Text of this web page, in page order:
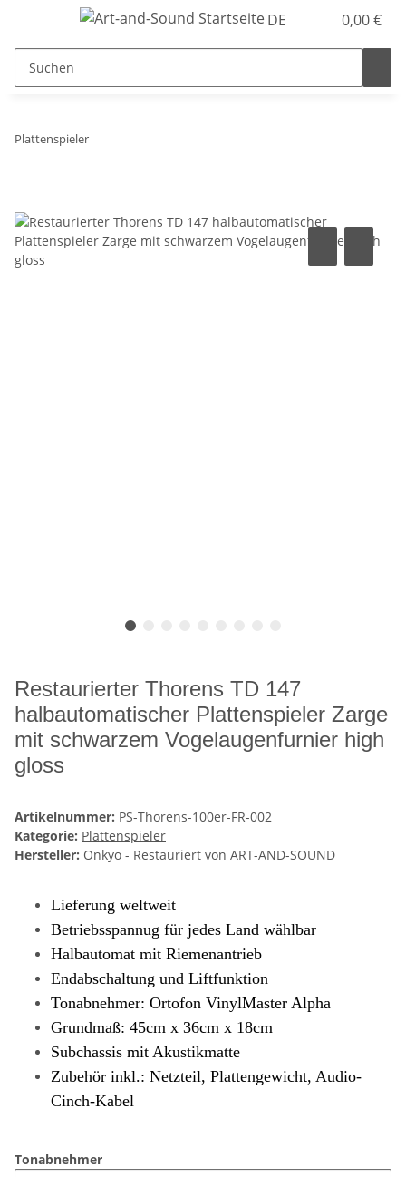
DE 0,00 €
Plattenspieler
Restaurierter Thorens TD 147
halbautomatischer Plattenspieler Zarge
mit schwarzem Vogelaugenfurnier high
gloss
Artikelnummer: PS-Thorens-100er-FR-002
Kategorie: Plattenspieler
Hersteller: Onkyo - Restauriert von ART-AND-SOUND
Lieferung weltweit
Betriebsspannug für jedes Land wählbar
Halbautomat mit Riemenantrieb
Endabschaltung und Liftfunktion
Tonabnehmer: Ortofon VinylMaster Alpha
Grundmaß: 45cm x 36cm x 18cm
Subchassis mit Akustikmatte
Zubehör inkl.: Netzteil, Plattengewicht, Audio-
Cinch-Kabel
Tonabnehmer